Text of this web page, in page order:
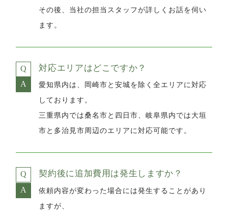
その後、当社の担当スタッフが詳しくお話を伺い
ます。
対応エリアはどこですか？
愛知県内は、岡崎市と安城を除く全エリアに対応
しております。
三重県内では桑名市と四日市、岐阜県内では大垣
市と多治見市周辺のエリアに対応可能です。
契約後に追加費用は発生しますか？
依頼内容が変わった場合には発生することがあり
ますが、